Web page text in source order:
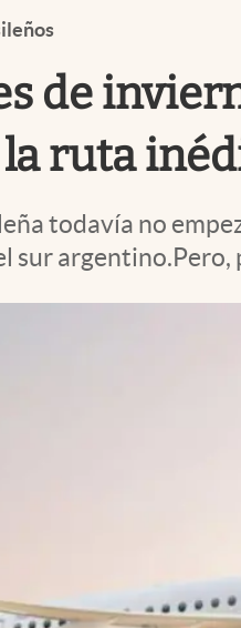
de
ruta
todavía no
sur argentino.Pero,